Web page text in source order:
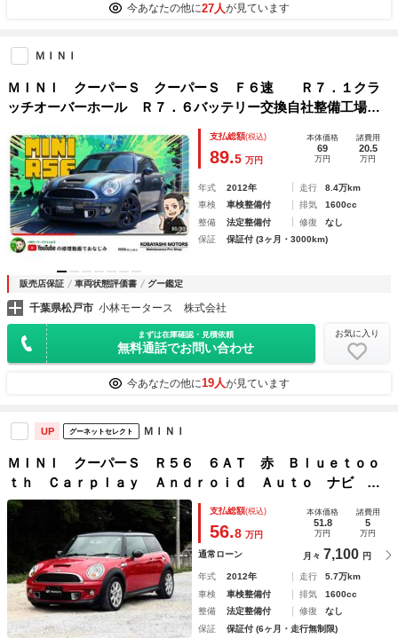
今あなたの他に27人が見ています
ＭＩＮＩ
ＭＩＮＩ クーパーＳ クーパーＳ Ｆ６速 Ｒ７．１クラ
ッチオーバーホール Ｒ７．６バッテリー交換自社整備工場ユ
ーザー買取車 ＥＴＣ アルミホイール エアバッグ
支払総額(税込)
89.5 万円
本体価格
69
万円
諸費用
20.5
万円
年式 2012年 走行
8.4万km
車検
車検整備付 排気
1600cc
整備
法定整備付 修復
なし
保証
保証付 (3ヶ月・3000km)
販売店保証 車両状態評価書 グー鑑定
千葉県松戸市 小林モータース 株式会社
まずは在庫確認・見積依頼
無料通話でお問い合わせ
お気に入り
今あなたの他に19人が見ています
UP グーネットセレクト ＭＩＮＩ
ＭＩＮＩ クーパーＳ Ｒ５６ ６ＡＴ 赤 Ｂｌｕｅｔｏｏ
ｔｈ Ｃａｒｐｌａｙ Ａｎｄｒｏｉｄ Ａｕｔｏ ナビ ド
ラレコ ドライブレコーダー バックカメラ ＥＴＣ ＵＳ
Ｂ アルミ ユニオンジャック テール ＧＴＭｏｔｏｒｓ
支払総額(税込)
56.8 万円
本体価格
51.8
万円
諸費用
5
万円
通常ローン 月々 7,100 円
年式 2012年 走行
5.7万km
車検
車検整備付 排気
1600cc
整備
法定整備付 修復
なし
保証
保証付 (6ヶ月・走行無制限)